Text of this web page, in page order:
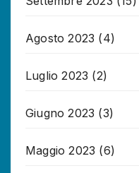
Agosto 2023 (4)
Luglio 2023 (2)
Giugno 2023 (3)
Maggio 2023 (6)